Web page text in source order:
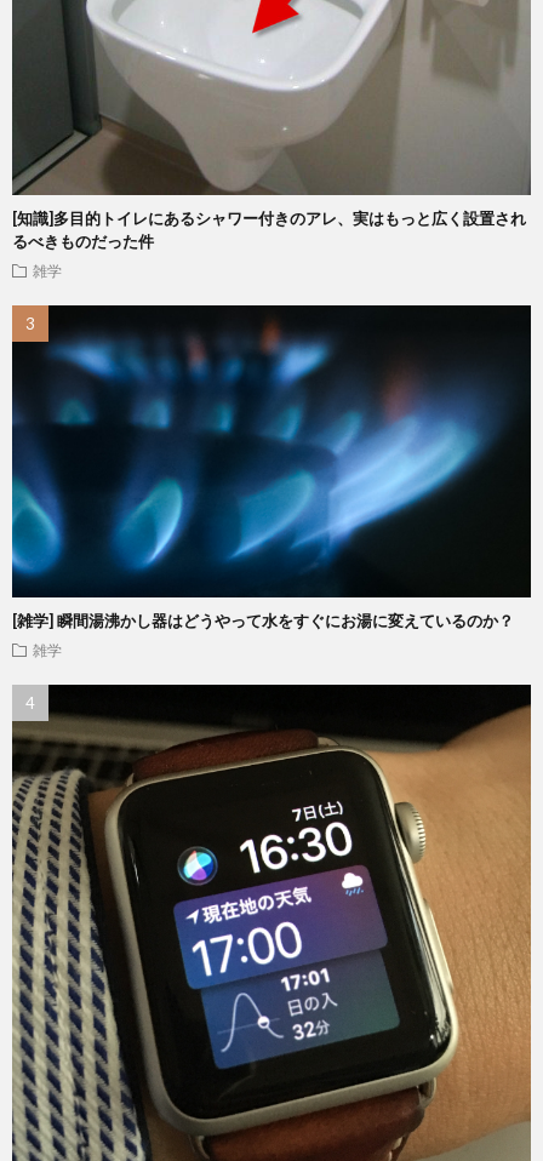
[知識]多目的トイレにあるシャワー付きのアレ、実はもっと広く設置され
るべきものだった件
雑学
[雑学] 瞬間湯沸かし器はどうやって水をすぐにお湯に変えているのか？
雑学